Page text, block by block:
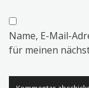
Name, E-Mail-
für meinen